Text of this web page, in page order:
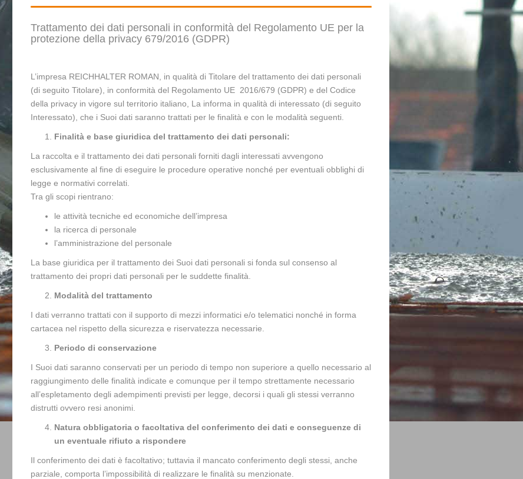
Trattamento dei dati personali in conformità del Regolamento UE per la
protezione della privacy 679/2016 (GDPR)
L’impresa REICHHALTER ROMAN, in qualità di Titolare del trattamento dei dati personali
(di seguito Titolare), in conformità del Regolamento UE 2016/679 (GDPR) e del Codice
della privacy in vigore sul territorio italiano, La informa in qualità di interessato (di seguito
Interessato), che i Suoi dati saranno trattati per le finalità e con le modalità seguenti.
Finalità e base giuridica del trattamento dei dati personali:
La raccolta e il trattamento dei dati personali forniti dagli interessati avvengono
esclusivamente al fine di eseguire le procedure operative nonché per eventuali obblighi di
legge e normativi correlati.
Tra gli scopi rientrano:
le attività tecniche ed economiche dell’impresa
la ricerca di personale
l’amministrazione del personale
La base giuridica per il trattamento dei Suoi dati personali si fonda sul consenso al
trattamento dei propri dati personali per le suddette finalità.
Modalità del trattamento
I dati verranno trattati con il supporto di mezzi informatici e/o telematici nonché in forma
cartacea nel rispetto della sicurezza e riservatezza necessarie.
Periodo di conservazione
I Suoi dati saranno conservati per un periodo di tempo non superiore a quello necessario al
raggiungimento delle finalità indicate e comunque per il tempo strettamente necessario
all’espletamento degli adempimenti previsti per legge, decorsi i quali gli stessi verranno
distrutti ovvero resi anonimi.
Natura obbligatoria o facoltativa del conferimento dei dati e conseguenze di
un eventuale rifiuto a rispondere
Il conferimento dei dati è facoltativo; tuttavia il mancato conferimento degli stessi, anche
parziale, comporta l’impossibilità di realizzare le finalità su menzionate.